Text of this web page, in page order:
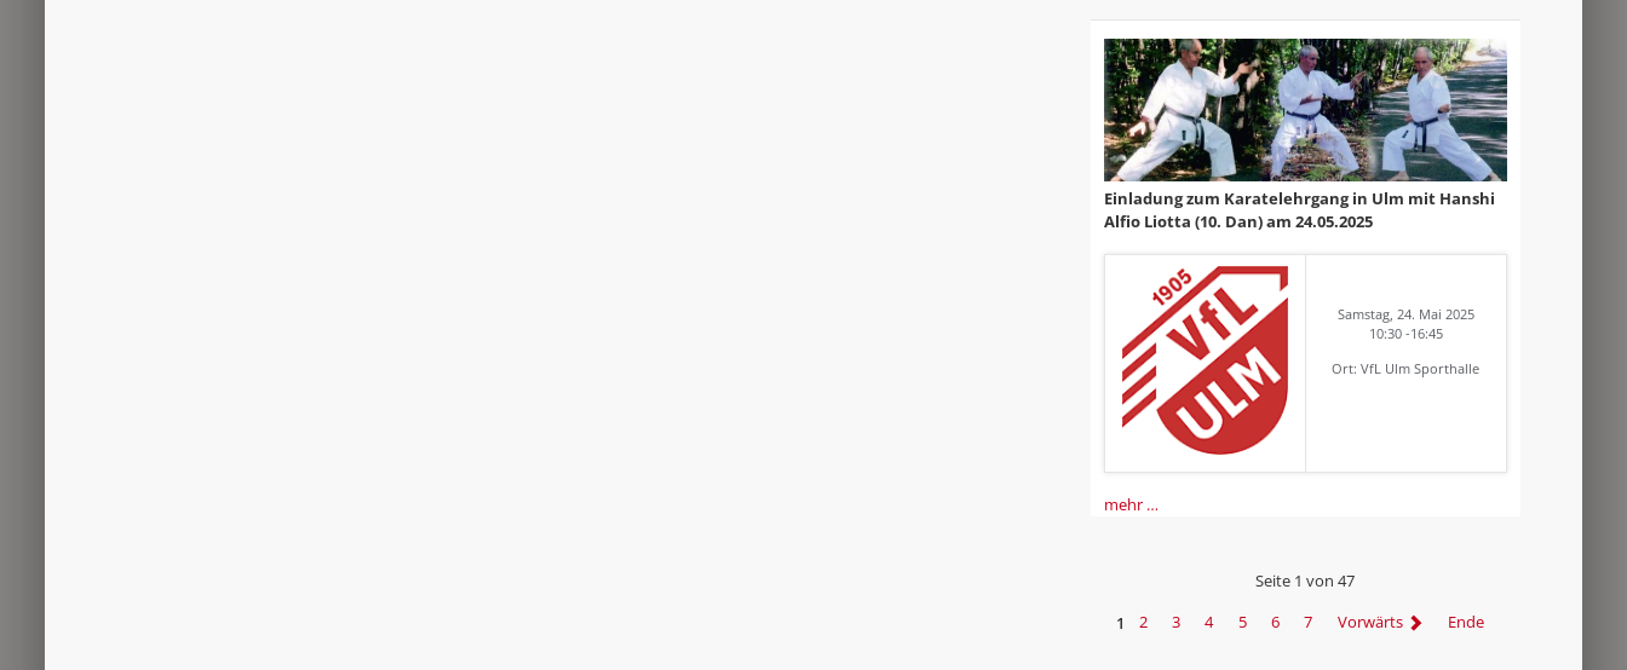
Einladung zum Karatelehrgang in Ulm mit Hanshi
Alfio Liotta (10. Dan) am 24.05.2025
Samstag, 24. Mai 2025
10:30 -16:45
Ort: VfL Ulm Sporthalle
mehr …
Seite 1 von 47
1
2 3 4 5 6 7 Vorwärts Ende